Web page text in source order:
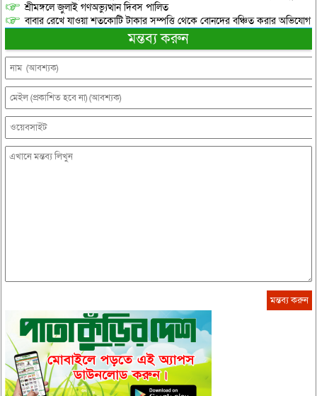
শ্রীমঙ্গলে জুলাই গণঅভ্যুত্থান দিবস পালিত
বাবার রেখে যাওয়া শতকোটি টাকার সম্পত্তি থেকে বোনদের বঞ্চিত করার অভিযোগ
মন্তব্য করুন